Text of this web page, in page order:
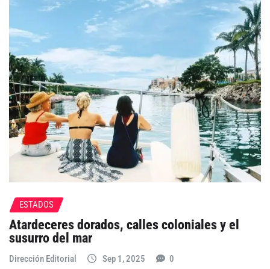
ESTADOS
Atardeceres dorados, calles coloniales y el
susurro del mar
Dirección Editorial Sep 1, 2025 0